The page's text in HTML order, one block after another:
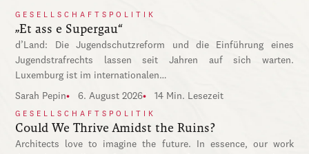
GESELLSCHAFTSPOLITIK
„Et ass e Supergau“
d’Land: Die Jugendschutzreform und die Einführung eines
Jugendstrafrechts lassen seit Jahren auf sich warten.
Luxemburg ist im internationalen…
Sarah Pepin 6. August 2026 14 Min. Lesezeit
GESELLSCHAFTSPOLITIK
Could We Thrive Amidst the Ruins?
Architects love to imagine the future. In essence, our work